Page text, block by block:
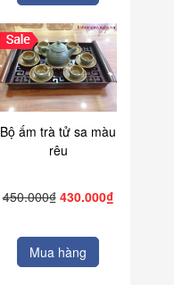
Bộ ấm trà tử sa màu
rêu
450.000₫ 430.000₫
Mua hàng